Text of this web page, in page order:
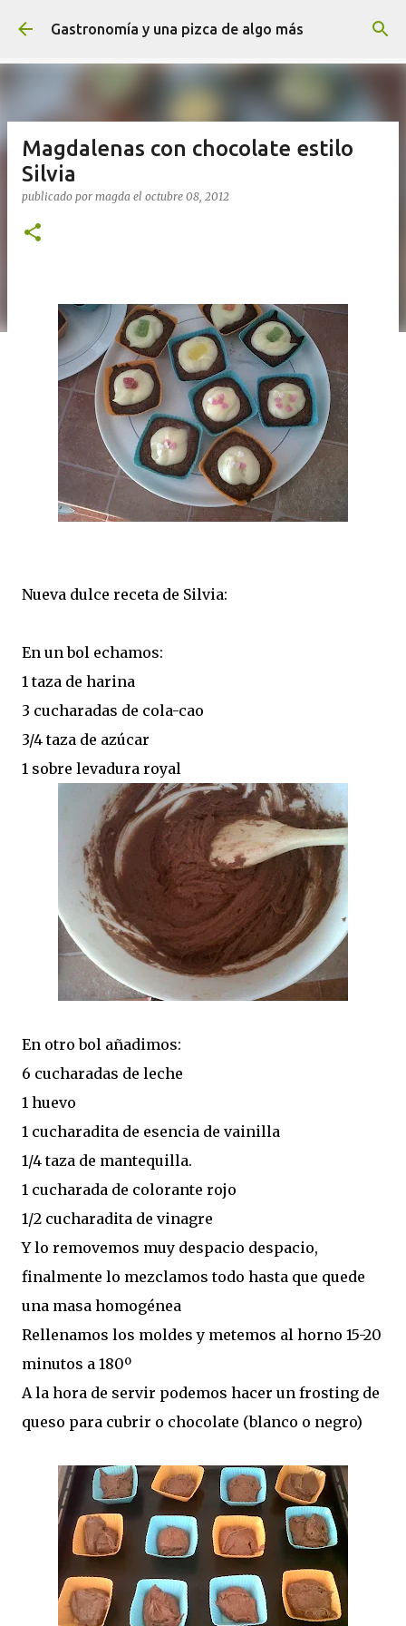
Ir al contenido principal
Gastronomía y una pizca de algo más
Magdalenas con chocolate estilo
Silvia
publicado por magda el octubre 08, 2012
Nueva dulce receta de Silvia:
En un bol echamos:
1 taza de harina
3 cucharadas de cola-cao
3/4 taza de azúcar
1 sobre levadura royal
En otro bol añadimos:
6 cucharadas de leche
1 huevo
1 cucharadita de esencia de vainilla
1/4 taza de mantequilla.
1 cucharada de colorante rojo
1/2 cucharadita de vinagre
Y lo removemos muy despacio despacio,
finalmente lo mezclamos todo hasta que quede
una masa homogénea
Rellenamos los moldes y metemos al horno 15-20
minutos a 180º
A la hora de servir podemos hacer un frosting de
queso para cubrir o chocolate (blanco o negro)